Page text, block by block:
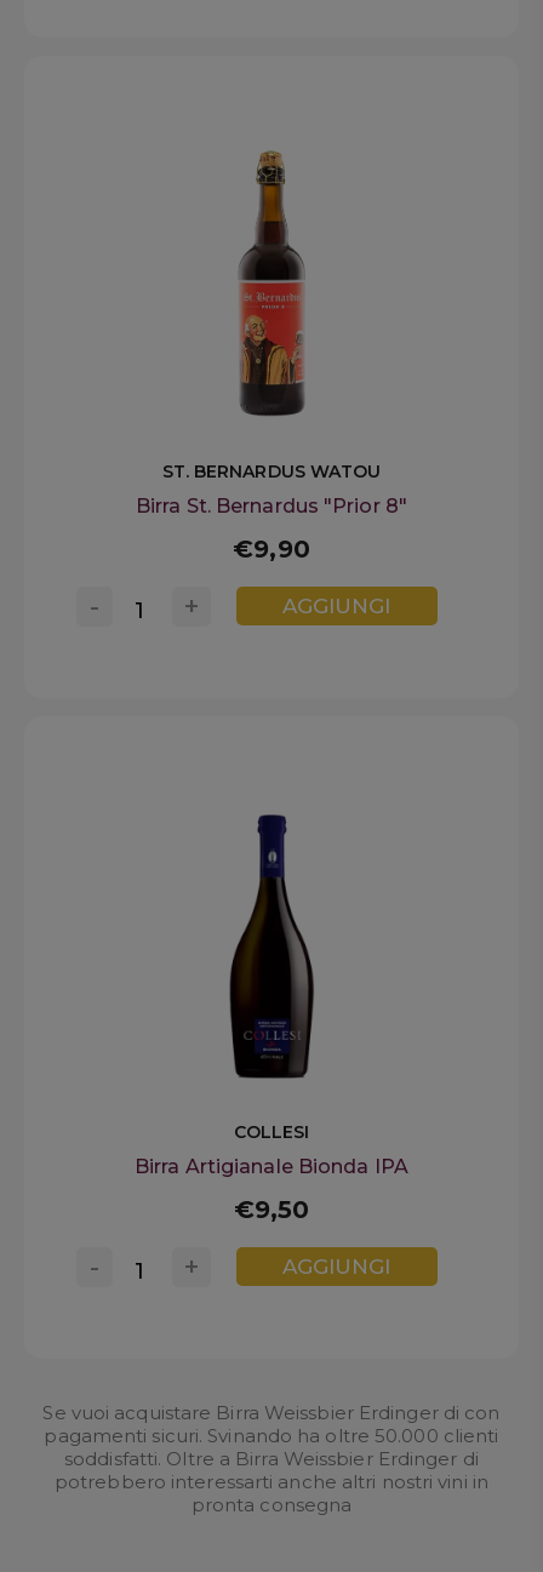
ST. BERNARDUS WATOU
Birra St. Bernardus "Prior 8"
€9,90
+
- AGGIUNGI
COLLESI
Birra Artigianale Bionda IPA
€9,50
+
- AGGIUNGI
Se vuoi acquistare Birra Weissbier Erdinger di con
pagamenti sicuri. Svinando ha oltre 50.000 clienti
soddisfatti. Oltre a Birra Weissbier Erdinger di
potrebbero interessarti anche altri nostrivini in
pronta consegna